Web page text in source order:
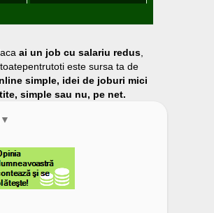
ai un job cu salariu redus
este sursa ta de
simple, idei de joburi mici
simple sau nu, pe net.
▼